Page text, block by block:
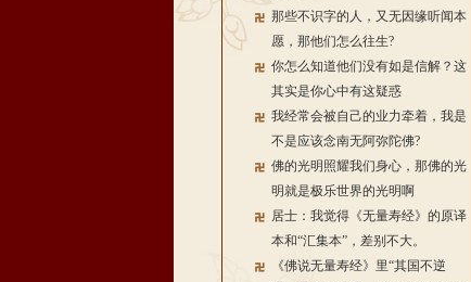
那些不识字的人，又无因缘听闻本
愿，那他们怎么往生?
你怎么知道他们没有如是信解？这
其实是你心中有这疑惑
我经常会被自己的业力牵着，我是
不是应该念南无阿弥陀佛?
佛的光明照耀我们身心，那佛的光
明就是极乐世界的光明啊
居士：我觉得《无量寿经》的原译
本和“汇集本”，差别不大。
《佛说无量寿经》里“其国不逆